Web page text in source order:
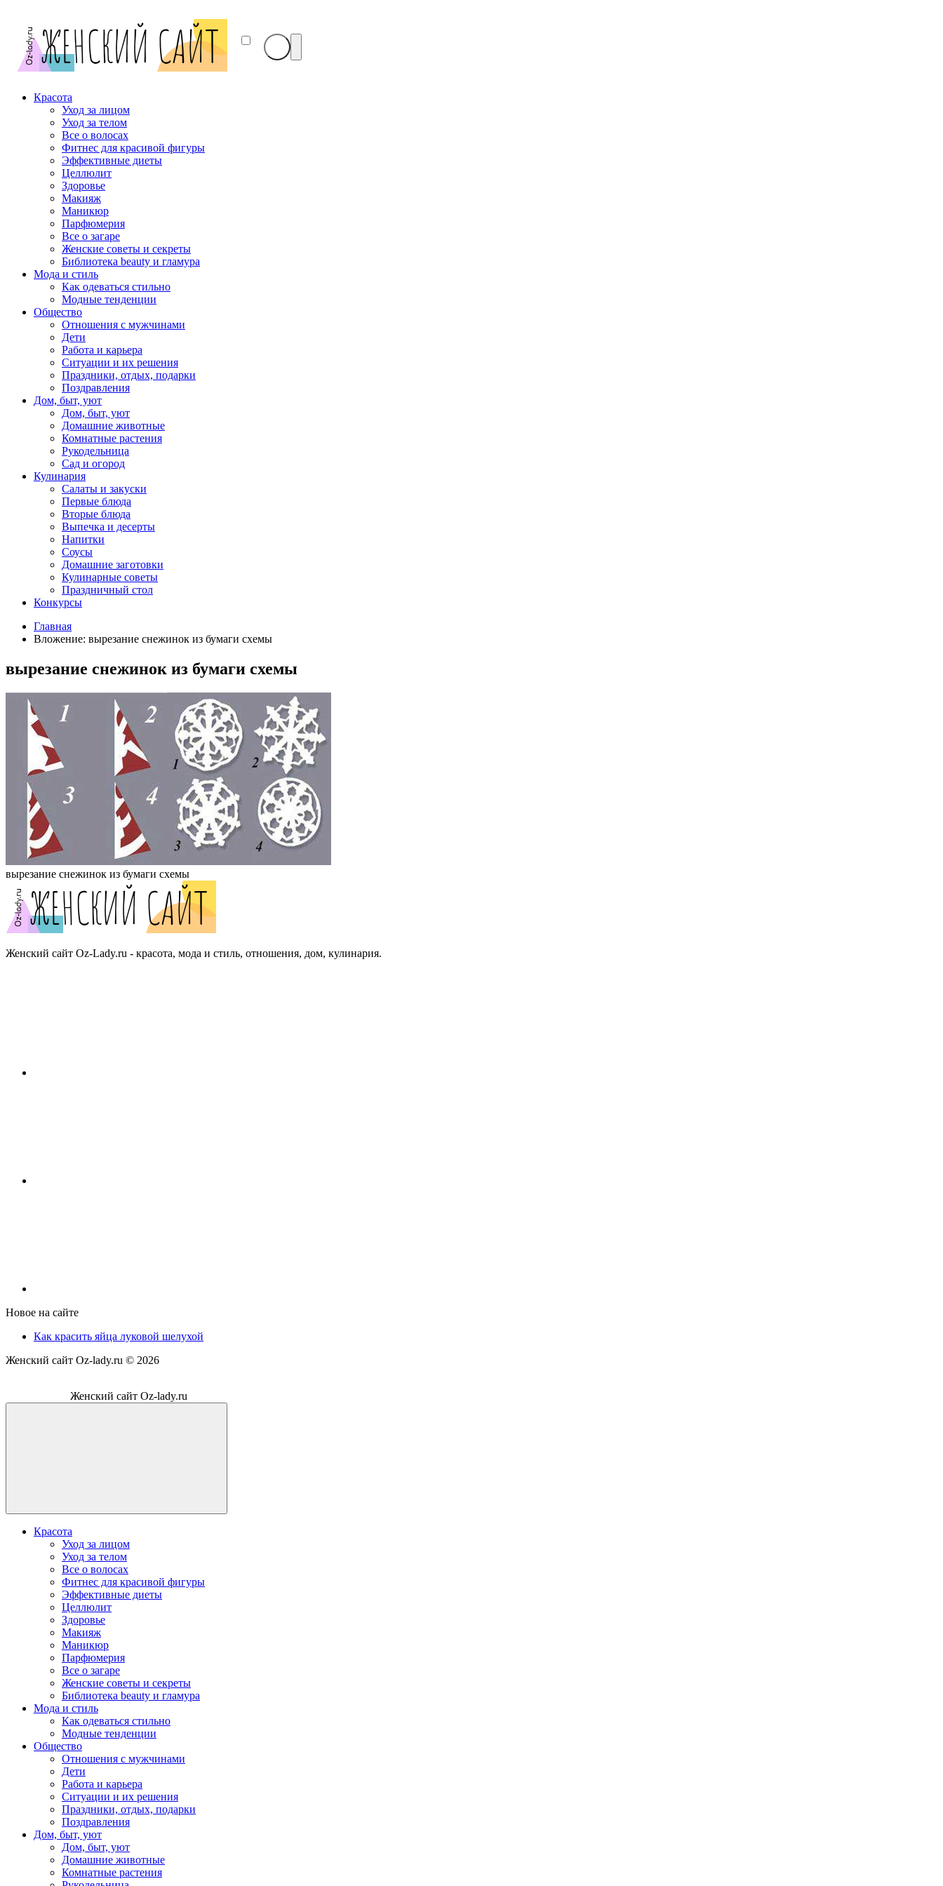
Красота
Уход за лицом
Уход за телом
Все о волосах
Фитнес для красивой фигуры
Эффективные диеты
Целлюлит
Здоровье
Макияж
Маникюр
Парфюмерия
Все о загаре
Женские советы и секреты
Библиотека beauty и гламура
Мода и стиль
Как одеваться стильно
Модные тенденции
Общество
Отношения с мужчинами
Дети
Работа и карьера
Ситуации и их решения
Праздники, отдых, подарки
Поздравления
Дом, быт, уют
Дом, быт, уют
Домашние животные
Комнатные растения
Рукодельница
Сад и огород
Кулинария
Салаты и закуски
Первые блюда
Вторые блюда
Выпечка и десерты
Напитки
Соусы
Домашние заготовки
Кулинарные советы
Праздничный стол
Конкурсы
Главная
Вложение: вырезание снежинок из бумаги схемы
вырезание снежинок из бумаги схемы
вырезание снежинок из бумаги схемы
Женский сайт Oz-Lady.ru - красота, мода и стиль, отношения, дом, кулинария.
Новое на сайте
Как красить яйца луковой шелухой
Женский сайт Oz-lady.ru © 2026
Женский сайт Oz-lady.ru
Красота
Уход за лицом
Уход за телом
Все о волосах
Фитнес для красивой фигуры
Эффективные диеты
Целлюлит
Здоровье
Макияж
Маникюр
Парфюмерия
Все о загаре
Женские советы и секреты
Библиотека beauty и гламура
Мода и стиль
Как одеваться стильно
Модные тенденции
Общество
Отношения с мужчинами
Дети
Работа и карьера
Ситуации и их решения
Праздники, отдых, подарки
Поздравления
Дом, быт, уют
Дом, быт, уют
Домашние животные
Комнатные растения